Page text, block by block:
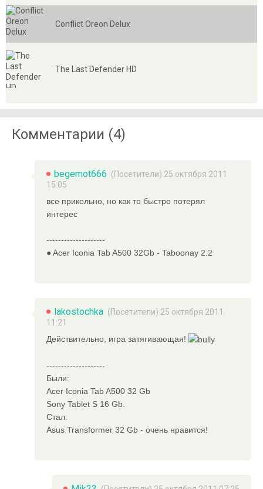
Conflict Oreon Delux
The Last Defender HD
Комментарии (4)
begemot666 (Посетители) 25 октября 2011
15:05
все прикольно, но как то быстро потерял
интерес
--------------------
● Acer Iconia Tab A500 32Gb - Taboonay 2.2
lakostochka (Посетители) 25 октября 2011
11:21
Действительно, игра затягивающая!
--------------------
Были:
Acer Iconia Tab A500 32 Gb
Sony Tablet S 16 Gb.
Стал:
Asus Transformer 32 Gb - очень нравится!